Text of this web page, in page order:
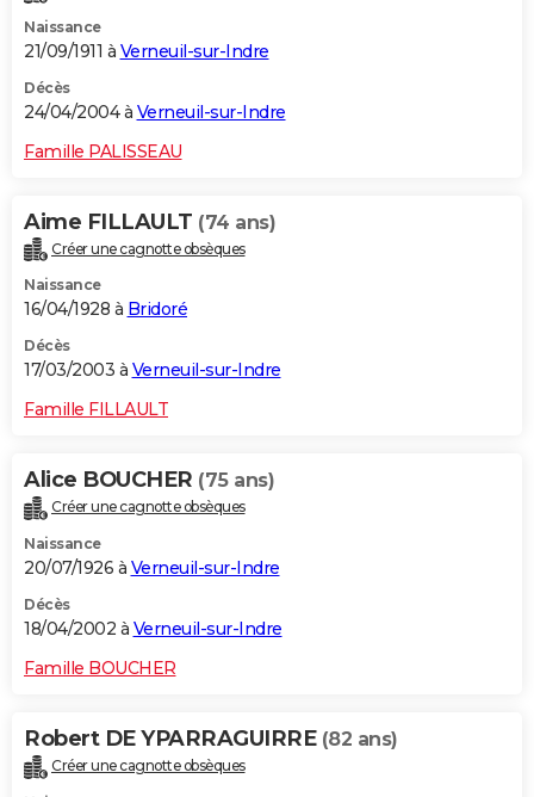
Naissance
21/09/1911 à Verneuil-sur-Indre
Décès
24/04/2004 à Verneuil-sur-Indre
Famille PALISSEAU
Aime FILLAULT (74 ans)
Créer une cagnotte obsèques
Naissance
16/04/1928 à Bridoré
Décès
17/03/2003 à Verneuil-sur-Indre
Famille FILLAULT
Alice BOUCHER (75 ans)
Créer une cagnotte obsèques
Naissance
20/07/1926 à Verneuil-sur-Indre
Décès
18/04/2002 à Verneuil-sur-Indre
Famille BOUCHER
Robert DE YPARRAGUIRRE (82 ans)
Créer une cagnotte obsèques